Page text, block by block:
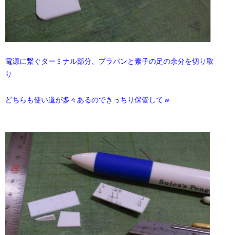
電源に繋ぐターミナル部分、プラバンと素子の足の余分を切り取
り
どちらも使い道が多々あるのできっちり保管してｗ